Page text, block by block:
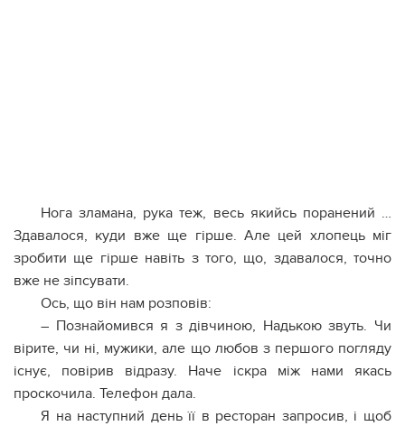
Нога зламана, рука теж, весь якийсь поранений …
Здавалося, куди вже ще гірше. Але цей хлопець міг
зробити ще гірше навіть з того, що, здавалося, точно
вже не зіпсувати.
Ось, що він нам розповів:
– Познайомився я з дівчиною, Надькою звуть. Чи
вірите, чи ні, мужики, але що любов з першого погляду
існує, повірив відразу. Наче іскра між нами якась
проскочила. Телефон дала.
Я на наступний день її в ресторан запросив, і щоб